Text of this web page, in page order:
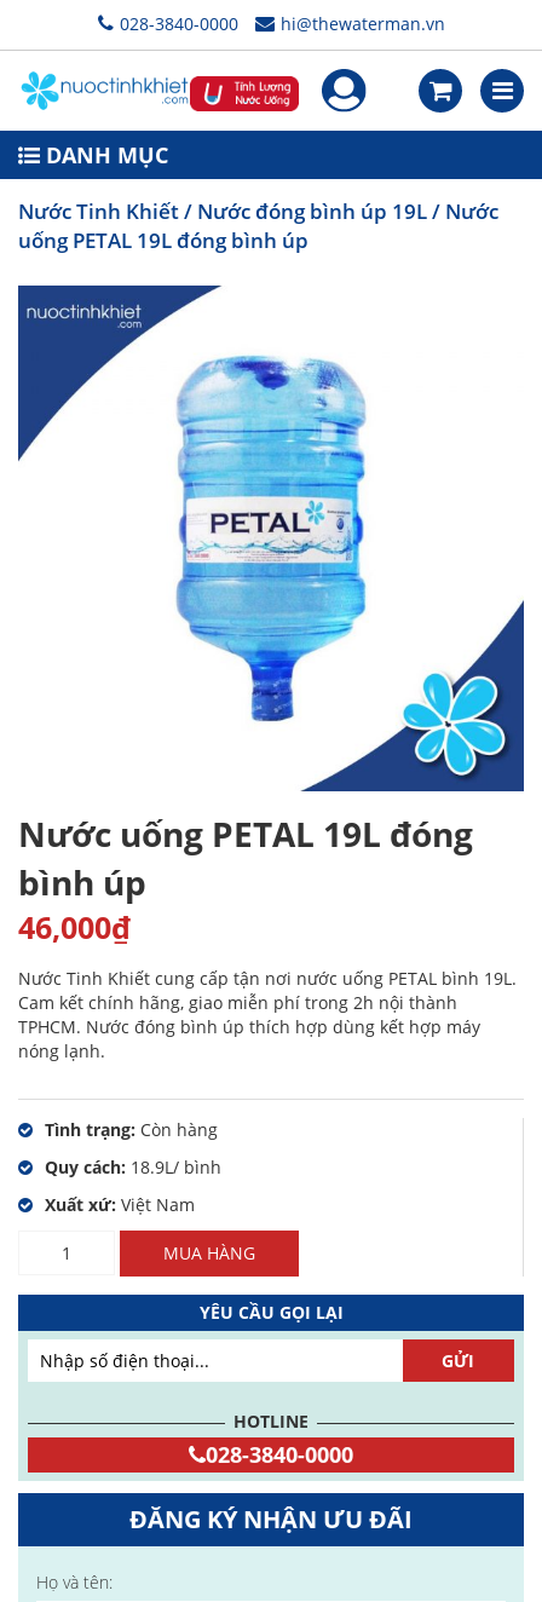
028-3840-0000 hi@thewaterman.vn
DANH MỤC
Nước Tinh Khiết/ Nước đóng bình úp 19L/ Nước
uống PETAL 19L đóng bình úp
Nước uống PETAL 19L đóng
bình úp
46,000₫
Nước Tinh Khiết cung cấp tận nơi nước uống PETAL bình 19L.
Cam kết chính hãng, giao miễn phí trong 2h nội thành
TPHCM. Nước đóng bình úp thích hợp dùng kết hợp máy
nóng lạnh.
Tình trạng: Còn hàng
Quy cách: 18.9L/ bình
Xuất xứ: Việt Nam
MUA HÀNG
YÊU CẦU GỌI LẠI
HOTLINE
028-3840-0000
ĐĂNG KÝ NHẬN ƯU ĐÃI
Họ và tên: